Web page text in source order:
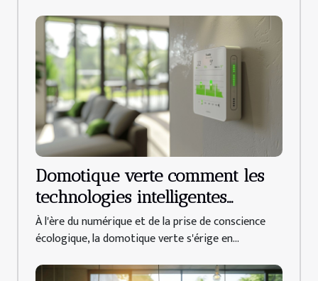
Domotique verte comment les
technologies intelligentes
peuvent réduire la
consommation d'énergie
À l'ère du numérique et de la prise de conscience
écologique, la domotique verte s'érige en...